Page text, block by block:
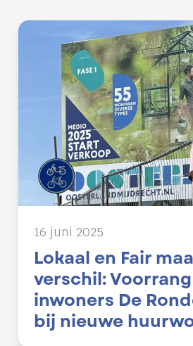
16 juni 2025
Lokaal en Fair
verschil:
inwoners De
bij nieuwe